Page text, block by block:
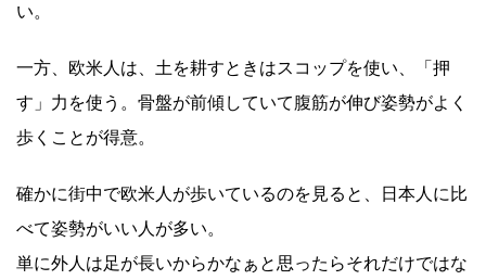
い。
一方、欧米人は、土を耕すときはスコップを使い、「押
す」力を使う。骨盤が前傾していて腹筋が伸び姿勢がよく
歩くことが得意。
確かに街中で欧米人が歩いているのを見ると、日本人に比
べて姿勢がいい人が多い。
単に外人は足が長いからかなぁと思ったらそれだけではな